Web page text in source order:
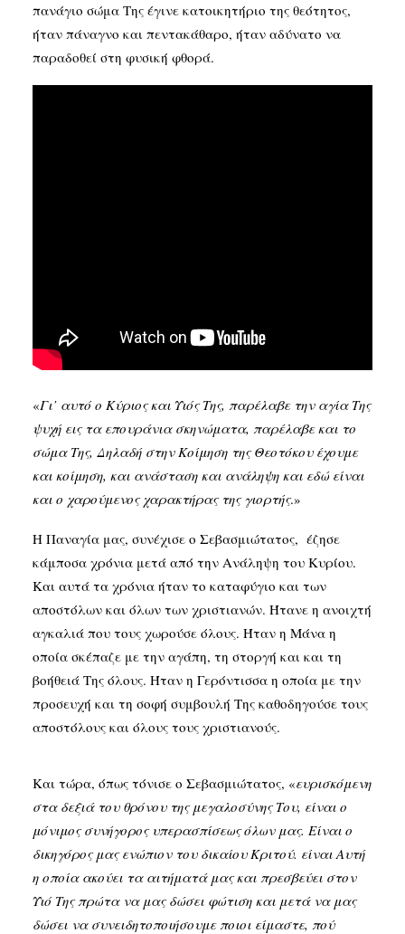
πανάγιο σώμα Της έγινε κατοικητήριο της θεότητος,
ήταν πάναγνο και πεντακάθαρο, ήταν αδύνατο να
παραδοθεί στη φυσική φθορά.
«Γι’ αυτό ο Κύριος και Υιός Της, παρέλαβε την αγία Της
ψυχή εις τα επουράνια σκηνώματα, παρέλαβε και το
σώμα Της, Δηλαδή στην Κοίμηση της Θεοτόκου έχουμε
και κοίμηση, και ανάσταση και ανάληψη και εδώ είναι
και ο χαρούμενος χαρακτήρας της γιορτής.»
Η Παναγία μας, συνέχισε ο Σεβασμιώτατος, έζησε
κάμποσα χρόνια μετά από την Ανάληψη του Κυρίου.
Και αυτά τα χρόνια ήταν το καταφύγιο και των
αποστόλων και όλων των χριστιανών. Ήτανε η ανοιχτή
αγκαλιά που τους χωρούσε όλους. Ήταν η Μάνα η
οποία σκέπαζε με την αγάπη, τη στοργή και και τη
βοήθειά Της όλους. Ήταν η Γερόντισσα η οποία με την
προσευχή και τη σοφή συμβουλή Της καθοδηγούσε τους
αποστόλους και όλους τους χριστιανούς.
Και τώρα, όπως τόνισε ο Σεβασμιώτατος, «ευρισκόμενη
στα δεξιά του θρόνου της μεγαλοσύνης Του, είναι ο
μόνιμος συνήγορος υπερασπίσεως όλων μας. Είναι ο
δικηγόρος μας ενώπιον του δικαίου Κριτού. είναι Αυτή
η οποία ακούει τα αιτήματά μας και πρεσβεύει στον
Υιό Της πρώτα να μας δώσει φώτιση και μετά να μας
δώσει να συνειδητοποιήσουμε ποιοι είμαστε, πού